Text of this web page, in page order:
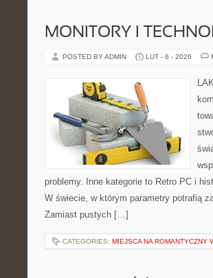
MONITORY I
POSTED BY ADMIN LUT - 6 - 2026
problemy. Inne kategorie to Retro PC i
W świecie, w którym parametry potrafią
Zamiast pustych […]
CATEGORIES: MIEJSCA NA ROMANTYCZNY